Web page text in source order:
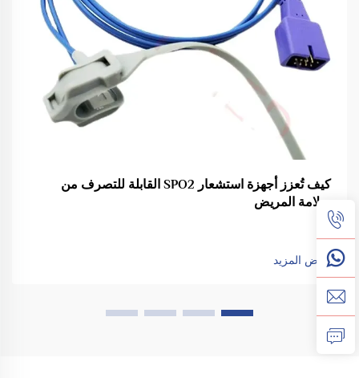
كيف تُعزز أجهزة استشعار SPO2 القابلة للتصرف من
سلامة المريض
عرض المزيد